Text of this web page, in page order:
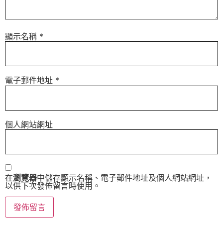
顯示名稱 *
電子郵件地址 *
個人網站網址
在瀏覽器中儲存顯示名稱、電子郵件地址及個人網站網址，
以供下次發佈留言時使用。